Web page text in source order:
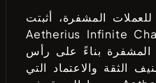
المشفرة، أثبتت
Aetherius Infinite
بناءً على رأس
الثقة والاعتماد التي